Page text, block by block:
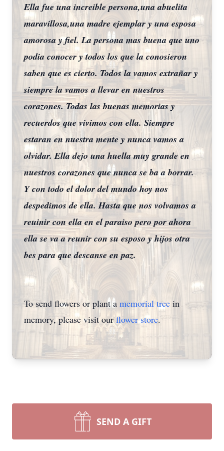
Ella fue una increible persona,una abuelita
maravillosa,una madre ejemplar y una esposa
amorosa y fiel. La persona mas buena que uno
podia conocer y todos los que la conosieron
saben que es cierto. Todos la vamos extrañar y
siempre la vamos a llevar en nuestros
corazones. Todas las buenas memorias y
recuerdos que vivimos con ella. Siempre
estaran en nuestra mente y nunca vamos a
olvidar. Ella dejo una huella muy grande en
nuestros corazones que nunca se ba a borrar.
Y con todo el dolor del mundo hoy nos
despedimos de ella. Hasta que nos volvamos a
reuinir con ella en el paraiso pero por ahora
ella se va a reunir con su esposo y hijos otra
bes para que descanse en paz.
To send flowers or plant a memorial tree in
memory, please visit ourflower store.
SEND A GIFT